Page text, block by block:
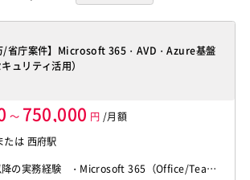
/省庁案件】Microsoft 365・AVD・Azure基盤
ュリティ活用）
～ 750,000 円 /月額
たは 西府駅
降の実務経験 ・Microsoft 365（Office/Team